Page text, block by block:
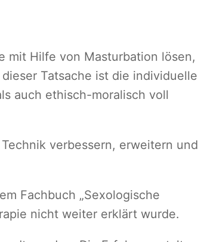
mit Hilfe von Masturbation lösen,
Tatsache ist die individuelle
auch ethisch-moralisch voll
verbessern, erweitern und
Fachbuch „Sexologische
nicht weiter erklärt wurde.